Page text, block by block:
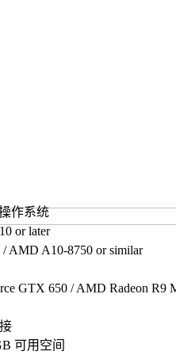
作系统
or later
/ AMD A10-8750 or similar
GTX 650 / AMD Radeon R9
可用空间